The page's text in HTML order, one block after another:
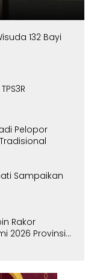
132 Bayi
Pelopor
Sampaikan
Rakor
2026 Provinsi